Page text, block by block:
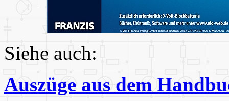
Siehe auch:
Auszüge aus dem